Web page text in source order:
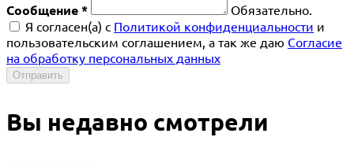
Сообщение *
Обязательно.
Я согласен(a) с Политикой конфиденциальности и
пользовательским соглашением, а так же даю Согласие
на обработку персональных данных
Отправить
Вы недавно смотрели